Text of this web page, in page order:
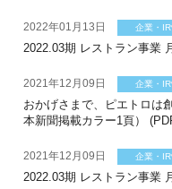
2022年01月13日 企業・
2022.03期 レストラン事業
2021年12月09日 企業・
おかげさまで、ピエトロは
本新聞掲載カラー1頁）
2021年12月09日 企業・
2022.03期 レストラン事業